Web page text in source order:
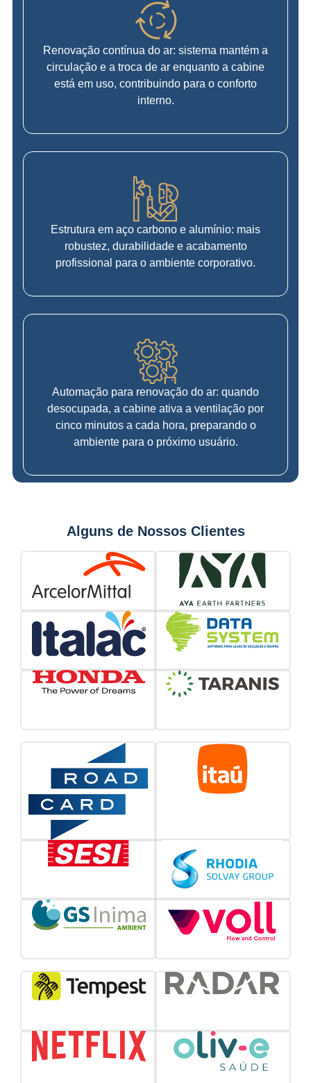
Renovação contínua do ar: sistema mantém a
circulação e a troca de ar enquanto a cabine
está em uso, contribuindo para o conforto
interno.
Estrutura em aço carbono e alumínio: mais
robustez, durabilidade e acabamento
profissional para o ambiente corporativo.
Automação para renovação do ar: quando
desocupada, a cabine ativa a ventilação por
cinco minutos a cada hora, preparando o
ambiente para o próximo usuário.
Alguns de Nossos Clientes